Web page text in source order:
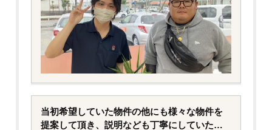
当初希望していた物件の他にも様々な物件を
提案して頂き、説明なども丁寧にしていただ